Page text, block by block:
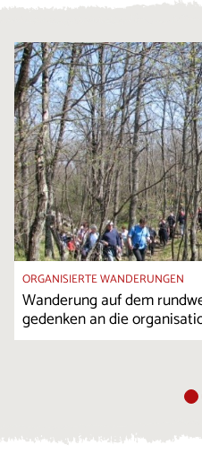
ORGANISIERTE WANDERUNGEN
Wanderung auf dem
gedenken an die